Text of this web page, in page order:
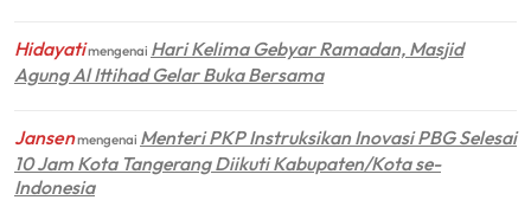
Hidayatimengenai Hari Kelima Gebyar Ramadan, Masjid
Agung Al Ittihad Gelar Buka Bersama
Jansenmengenai Menteri PKP Instruksikan Inovasi PBG Selesai
10 Jam Kota Tangerang Diikuti Kabupaten/Kota se-
Indonesia